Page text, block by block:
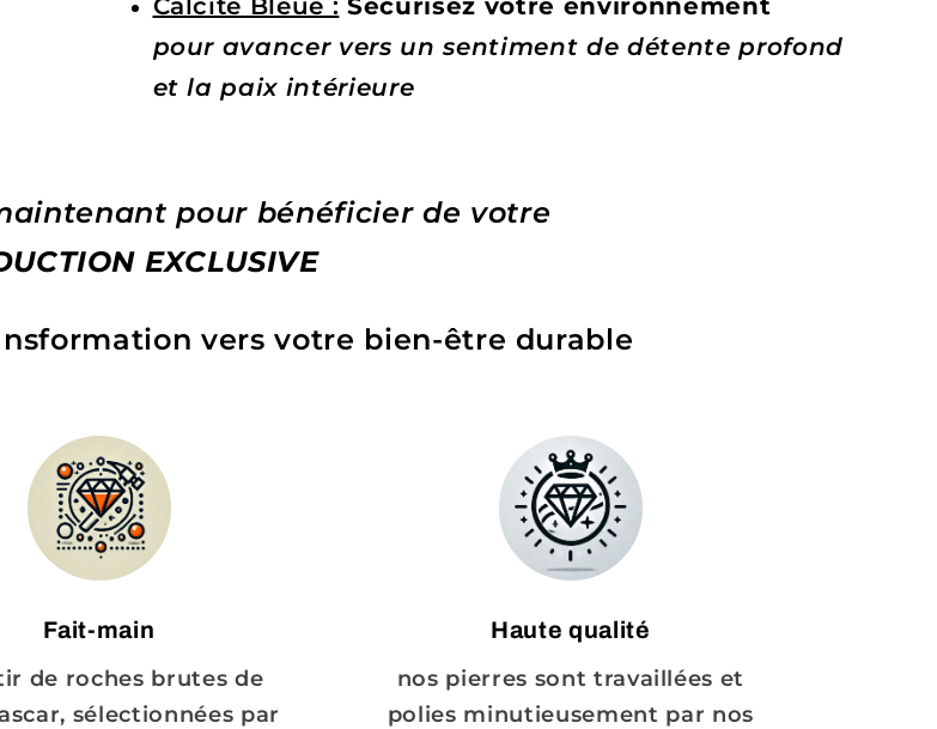
pour avancer vers un sentiment de détente profond
et la paix intérieure
pour bénéficier de votre
EXCLUSIVE
vers votre bien-être durable
Fait-main
de roches brutes de
sélectionnées par
Haute qualité
nos pierres sont travaillées et
polies minutieusement par nos